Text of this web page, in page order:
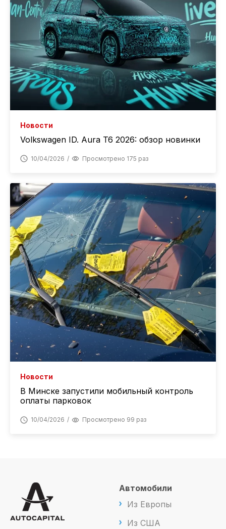
Новости
Volkswagen ID. Aura T6 2026: обзор новинки
10/04/2026 Просмотрено 175 раз
Новости
В Минске запустили мобильный контроль
оплаты парковок
10/04/2026 Просмотрено 99 раз
Автомобили
Из Европы
Из США